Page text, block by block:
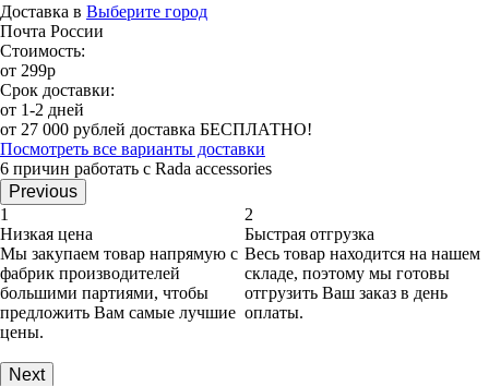
Доставка в Выберите город
Почта России
Стоимость:
от 299р
Срок доставки:
от 1-2 дней
от 27 000 рублей доставка БЕСПЛАТНО!
Посмотреть все варианты доставки
6 причин работать с Rada accessories
Previous
1
Низкая цена
Мы закупаем товар напрямую с
фабрик производителей
большими партиями, чтобы
предложить Вам самые лучшие
цены.
2
Быстрая отгрузка
Весь товар находится на нашем
складе, поэтому мы готовы
отгрузить Ваш заказ в день
оплаты.
Next